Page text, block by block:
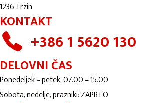
1236 Trzin
KONTAKT
+386 1 5620 130
DELOVNI ČAS
Ponedeljek – petek: 07.00 – 15.00
Sobota, nedelje, prazniki: ZAPRTO